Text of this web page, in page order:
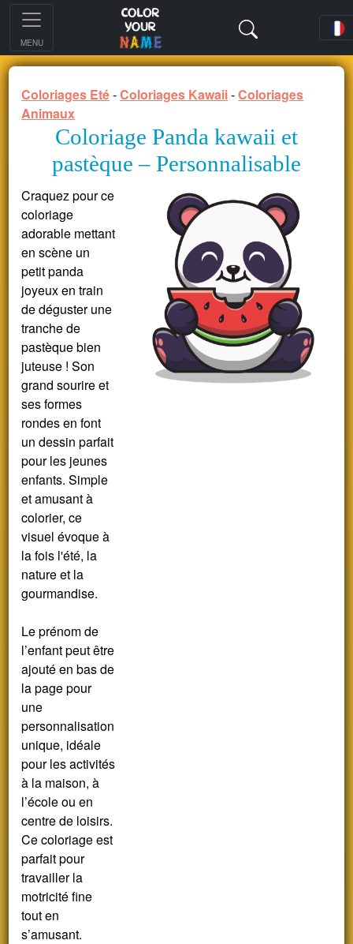
MENU
Coloriages Eté-Coloriages Kawaii-Coloriages
Animaux
Coloriage Panda kawaii et
pastèque – Personnalisable
Craquez pour ce
coloriage
adorable mettant
en scène un
petit panda
joyeux en train
de déguster une
tranche de
pastèque bien
juteuse ! Son
grand sourire et
ses formes
rondes en font
un dessin parfait
pour les jeunes
enfants. Simple
et amusant à
colorier, ce
visuel évoque à
la fois l'été, la
nature et la
gourmandise.
Le prénom de
l’enfant peut être
ajouté en bas de
la page pour
une
personnalisation
unique, idéale
pour les activités
à la maison, à
l’école ou en
centre de loisirs.
Ce coloriage est
parfait pour
travailler la
motricité fine
tout en
s’amusant.